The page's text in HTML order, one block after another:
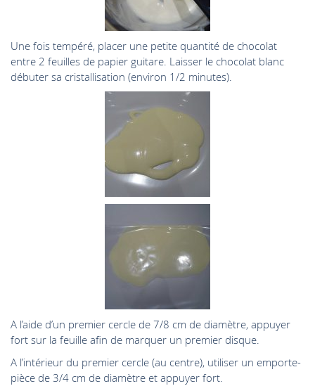
Une fois tempéré, placer une petite quantité de chocolat
entre 2 feuilles de papier guitare. Laisser le chocolat blanc
débuter sa cristallisation (environ 1/2 minutes).
A l’aide d’un premier cercle de 7/8 cm de diamètre, appuyer
fort sur la feuille afin de marquer un premier disque.
A l’intérieur du premier cercle (au centre), utiliser un emporte-
pièce de 3/4 cm de diamètre et appuyer fort.